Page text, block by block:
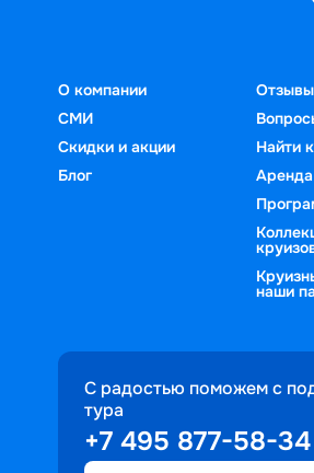
О компании
СМИ
Скидки и акции
Блог
Отзывы
Найти
Аренда
наши
С радостью поможем с
тура
+7 495 877-58-34